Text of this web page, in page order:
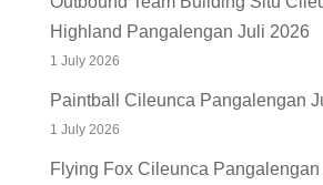
Highland Pangalengan Juli 2026
1 July 2026
Paintball Cileunca Pangalengan
1 July 2026
Flying Fox Cileunca